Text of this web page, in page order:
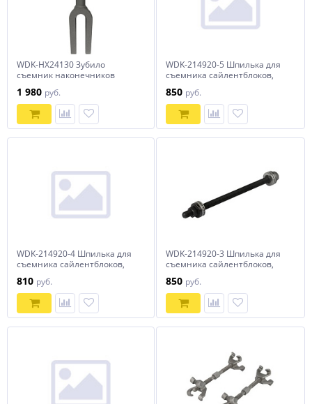
WDK-HX24130 Зубило
съемник наконечников
Cr-Mo Wiederkraft
1 980 руб.
WDK-214920-5 Шпилька для
съемника сайлентблоков,
850 руб.
WDK-214920-4 Шпилька для
съемника сайлентблоков,
810 руб.
WDK-214920-3 Шпилька для
съемника сайлентблоков,
850 руб.